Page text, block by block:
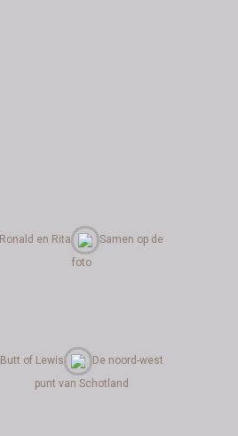
Ronald en Rita
Samen op de
foto
Butt of Lewis
De noord-west
punt van Schotland